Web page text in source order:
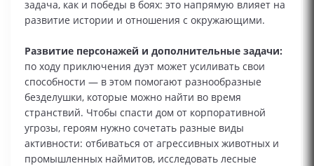
задача, как и победы в боях: это напрямую влияет на
развитие истории и отношения с окружающими.
Развитие персонажей и дополнительные задачи:
по ходу приключения дуэт может усиливать свои
способности — в этом помогают разнообразные
безделушки, которые можно найти во время
странствий. Чтобы спасти дом от корпоративной
угрозы, героям нужно сочетать разные виды
активности: отбиваться от агрессивных животных и
промышленных наймитов, исследовать лесные